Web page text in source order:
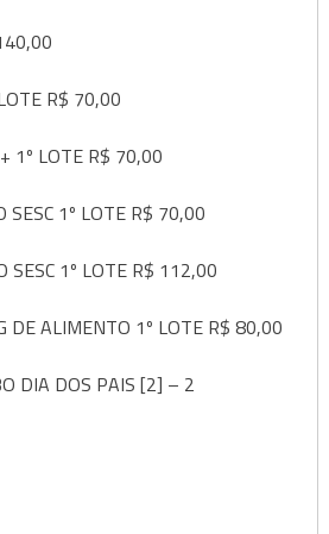
R$ 70,00
1º LOTE R$ 70,00
SESC 1º LOTE R$ 70,00
SESC 1º LOTE R$ 112,00
DE ALIMENTO 1º LOTE R$ 80,00
DIA DOS PAIS [2] – 2